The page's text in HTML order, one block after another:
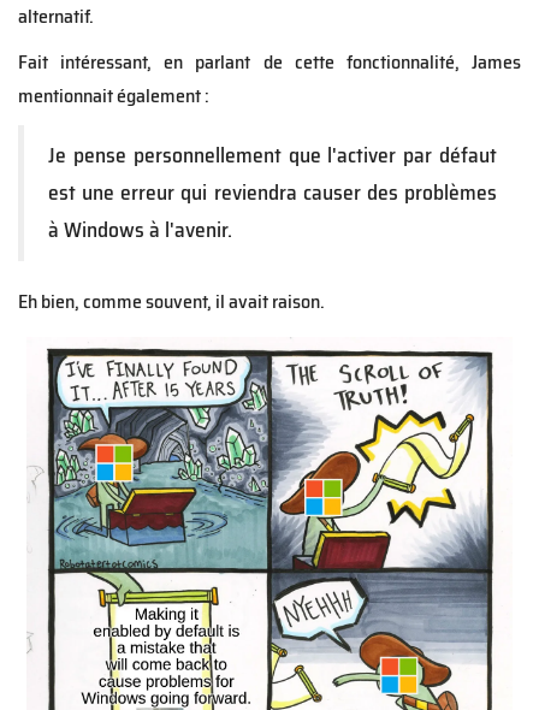
alternatif.
Fait intéressant, en parlant de cette fonctionnalité, James
mentionnait également :
Je pense personnellement que l'activer par défaut
est une erreur qui reviendra causer des problèmes
à Windows à l'avenir.
Eh bien, comme souvent, il avait raison.